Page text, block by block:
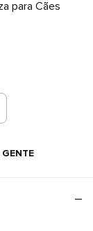
para Cães